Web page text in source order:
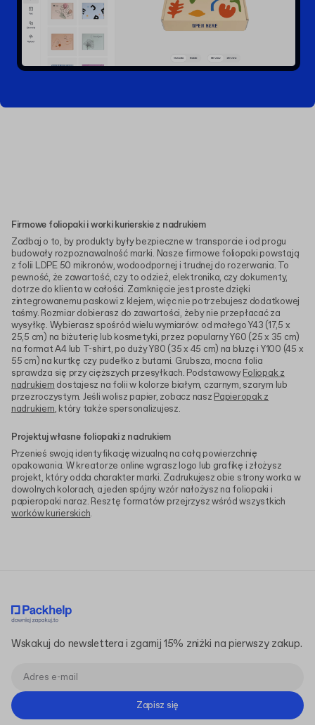
Firmowe foliopaki i worki kurierskie z nadrukiem
Zadbaj o to, by produkty były bezpieczne w transporcie i od progu
budowały rozpoznawalność marki. Nasze firmowe foliopaki powstają
z folii LDPE 50 mikronów, wodoodpornej i trudnej do rozerwania. To
pewność, że zawartość, czy to odzież, elektronika, czy dokumenty,
dotrze do klienta w całości. Zamknięcie jest proste dzięki
zintegrowanemu paskowi z klejem, więc nie potrzebujesz dodatkowej
taśmy. Rozmiar dobierasz do zawartości, żeby nie przepłacać za
wysyłkę. Wybierasz spośród wielu wymiarów: od małego Y43 (17,5 x
25,5 cm) na biżuterię lub kosmetyki, przez popularny Y60 (25 x 35 cm)
na format A4 lub T-shirt, po duży Y80 (35 x 45 cm) na bluzę i Y100 (45 x
55 cm) na kurtkę czy pudełko z butami. Grubsza, mocna folia
sprawdza się przy cięższych przesyłkach. PodstawowyFoliopak z
nadrukiem dostajesz na folii w kolorze białym, czarnym, szarym lub
przezroczystym. Jeśli wolisz papier, zobacz nasz Papieropak z
nadrukiem, który także spersonalizujesz.
Projektuj własne foliopaki z nadrukiem
Przenieś swoją identyfikację wizualną na całą powierzchnię
opakowania. W kreatorze online wgrasz logo lub grafikę i złożysz
projekt, który odda charakter marki. Zadrukujesz obie strony worka w
dowolnych kolorach, a jeden spójny wzór nałożysz na foliopaki i
papieropaki naraz. Resztę formatów przejrzysz wśród wszystkich
worków kurierskich.
Wskakuj do newslettera i zgarnij 15% zniżki na pierwszy zakup.
Zapisz się